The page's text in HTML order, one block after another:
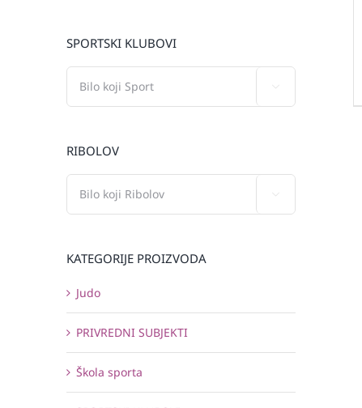
SPORTSKI KLUBOVI
RIBOLOV
KATEGORIJE PROIZVODA
Judo
PRIVREDNI SUBJEKTI
Škola sporta